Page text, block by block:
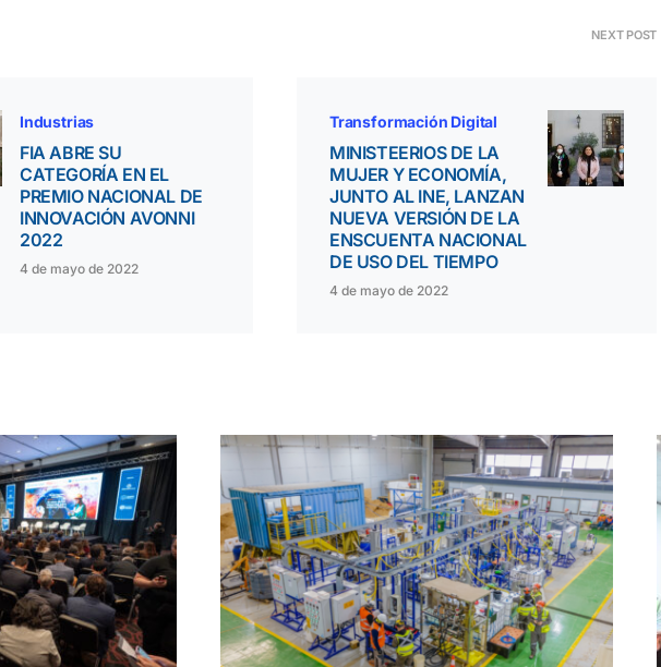
Industrias
FIA ABRE SU
CATEGORÍA EN EL
PREMIO NACIONAL DE
INNOVACIÓN AVONNI
2022
4 de mayo de 2022
NEXT POST
Transformación Digital
MINISTEERIOS DE LA
MUJER Y ECONOMÍA,
JUNTO AL INE, LANZAN
NUEVA VERSIÓN DE LA
ENSCUENTA NACIONAL
DE USO DEL TIEMPO
4 de mayo de 2022